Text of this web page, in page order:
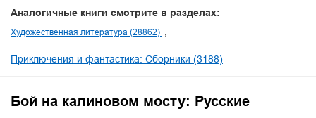
Аналогичные книги смотрите в разделах:
Художественная литература (28862)
Приключения и фантастика: Сборники (3188)
Бой на калиновом мосту: Русские